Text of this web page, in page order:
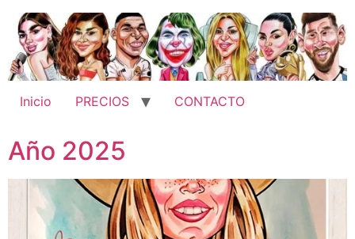
contenido
Inicio PRECIOS CONTACTO
Año 2025